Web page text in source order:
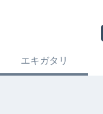
エキガタリ